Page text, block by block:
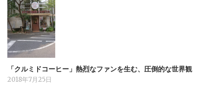
「クルミドコーヒー」熱烈なファンを生む、圧倒的な世界観
2018年7月25日